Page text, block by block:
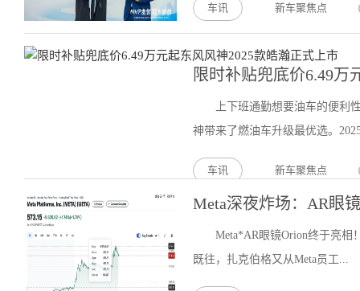
车讯 新车聚焦点
限时补贴兜底价6.49万
上下班通勤想要油车的便利
神带来了燃油车升级最优选。
车讯 新车聚焦点
Meta深夜炸场：AR眼
Meta*AR眼镜Orion终于亮相
既往，扎克伯格又从Meta员工...